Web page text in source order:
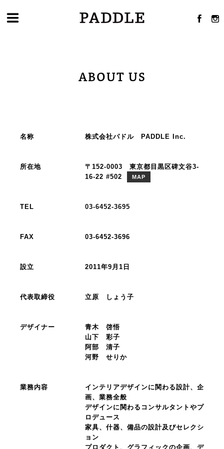
ABOUT US
名称 株式会社パドル PADDLE Inc.
所在地
〒152-0003 東京都目黒区碑文谷3-
16-22 #502
MAP
TEL 03-6452-3695
FAX 03-6452-3696
設立 2011年9月1日
代表取締役 立原 しょう子
デザイナー
青木 啓悟
山下 彩子
阿部 清子
河野 せりか
業務内容
インテリアデザインに関わる設計、企
画、業務全般
デザインに関わるコンサルタントやプ
ロデュース
家具、什器、備品の設計及びセレクシ
ョン
プロダクト、グラフィックの企画、デ